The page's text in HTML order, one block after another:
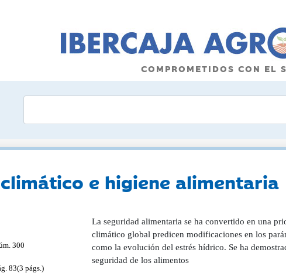
COMPROMETIDOS CON EL
e higiene alimentaria
300
83(3 págs.)
La seguridad alimentaria se ha convertido en una
climático global predicen modificaciones en los
como la evolución del estrés hídrico. Se ha
seguridad de los alimentos